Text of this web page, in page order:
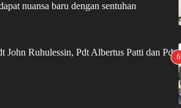
nuansa baru dengan sentuhan
John Ruhulessin, Pdt Albertus Patti dan Pdt6